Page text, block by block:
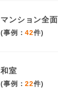
マンション全面
(事例：42件)
和室
(事例：22件)